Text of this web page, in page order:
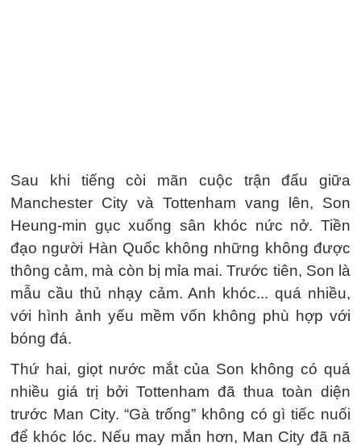
Sau khi tiếng còi mãn cuộc trận đấu giữa
Manchester City và Tottenham vang lên, Son
Heung-min gục xuống sân khóc nức nở. Tiền
đạo người Hàn Quốc không những không được
thông cảm, mà còn bị mỉa mai. Trước tiên, Son là
mẫu cầu thủ nhạy cảm. Anh khóc... quá nhiều,
với hình ảnh yếu mềm vốn không phù hợp với
bóng đá.
Thứ hai, giọt nước mắt của Son không có quá
nhiều giá trị bởi Tottenham đã thua toàn diện
trước Man City. “Gà trống” không có gì tiếc nuối
để khóc lóc. Nếu may mắn hơn, Man City đã nã